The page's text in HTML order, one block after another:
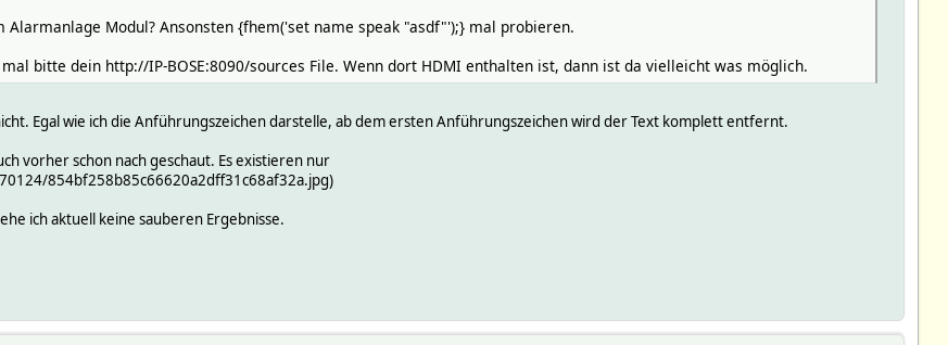
Modul? Ansonsten {fhem('set name speak "asdf"');} mal probieren.
bitte dein http://IP-BOSE:8090/sources File. Wenn dort HDMI enthalten ist, dann ist da vielleicht was möglich.
Egal wie ich die Anführungszeichen darstelle, ab dem ersten Anführungszeichen wird der Text komplett entfernt.
vorher schon nach geschaut. Es existieren nur
854bf258b85c66620a2dff31c68af32a.jpg)
ich aktuell keine sauberen Ergebnisse.